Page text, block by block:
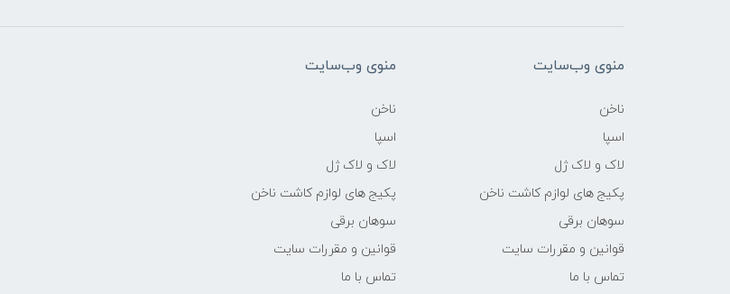
منوی وب‌سایت
ناخن
اسپا
لاک و لاک ژل
پکیج های لوازم کاشت ناخن
سوهان برقی
قوانین و مقررات سایت
تماس با ما
منوی وب‌سایت
ناخن
اسپا
لاک و لاک ژل
پکیج های لوازم کاشت ناخن
سوهان برقی
قوانین و مقررات سایت
تماس با ما